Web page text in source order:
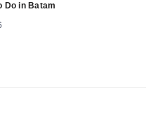
Do in Batam